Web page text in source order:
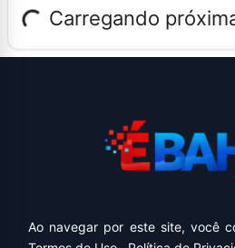
Carregando
Ao navegar por este site, você